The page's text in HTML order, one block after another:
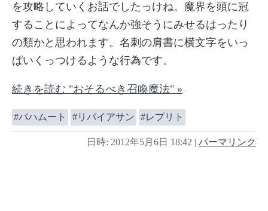
を攻略していくお話でしたっけね。魔界を頭に冠
することによってなんか強そうにみせるはったり
の類かと思われます。名刺の肩書に横文字をいっ
ぱいくっつけるような行為です。
続きを読む "おそるべき召喚魔法" »
バハムート リバイアサン レプリト
日時: 2012年5月6日 18:42 | パーマリンク